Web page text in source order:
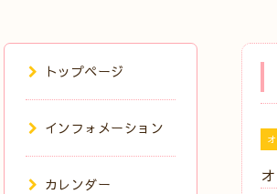
トップページ
インフォメーション
カレンダー